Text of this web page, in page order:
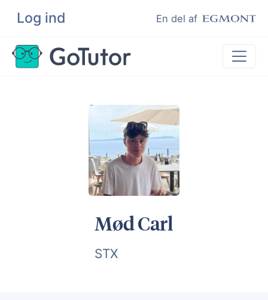
Log ind En del af
Søg
Lektiehjælp
Eksamenshjælp
Hjælp til ordblinde
Kundeudtalelser
Undervisere
Mød Carl
STX